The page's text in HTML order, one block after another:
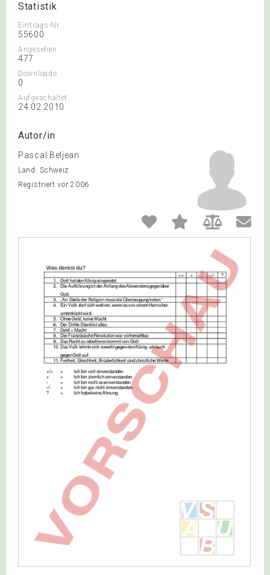
Statistik
Eintrags-Nr.
55600
Angesehen
477
Downloads
0
Aufgeschaltet
24.02.2010
Autor/in
Pascal Beljean
Land: Schweiz
Registriert vor 2006